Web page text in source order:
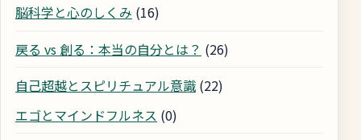
脳科学と心のしくみ (16)
戻る vs 創る：本当の自分とは？ (26)
自己超越とスピリチュアル意識 (22)
エゴとマインドフルネス (0)